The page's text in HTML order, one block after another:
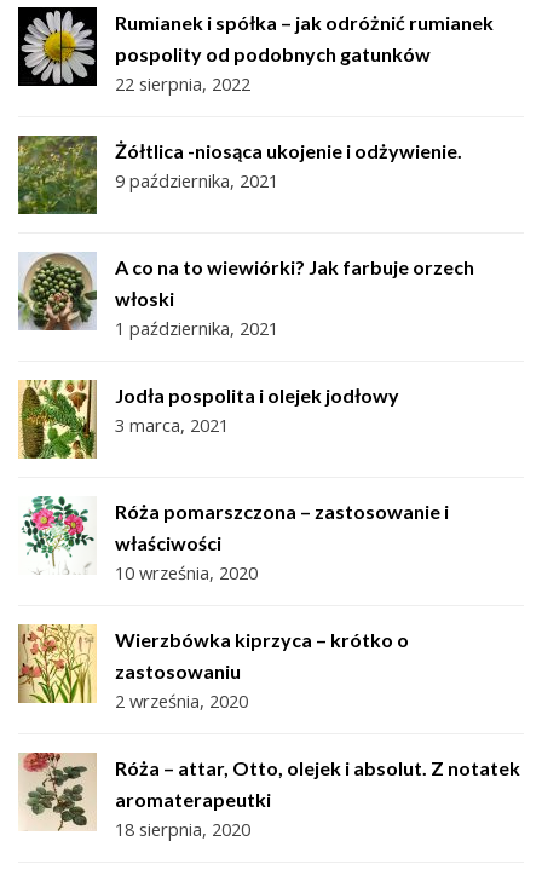
Rumianek i spółka – jak odróżnić rumianek
pospolity od podobnych gatunków
22 sierpnia, 2022
Żółtlica -niosąca ukojenie i odżywienie.
9 października, 2021
A co na to wiewiórki? Jak farbuje orzech
włoski
1 października, 2021
Jodła pospolita i olejek jodłowy
3 marca, 2021
Róża pomarszczona – zastosowanie i
właściwości
10 września, 2020
Wierzbówka kiprzyca – krótko o
zastosowaniu
2 września, 2020
Róża – attar, Otto, olejek i absolut. Z notatek
aromaterapeutki
18 sierpnia, 2020